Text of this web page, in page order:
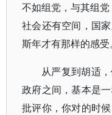
不如组党，与其组党
社会还有空间，国
斯年才有那样的感受。
从严复到胡适
政府之间，基本是
批评你，你对的时